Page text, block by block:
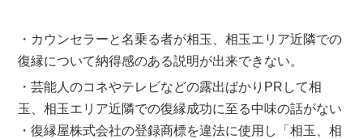
・カウンセラーと名乗る者が相玉、相玉エリア近隣での
復縁について納得感のある説明が出来できない。
・芸能人のコネやテレビなどの露出ばかりPRして相
玉、相玉エリア近隣での復縁成功に至る中味の話がない
・復縁屋株式会社の登録商標を違法に使用し「相玉、相